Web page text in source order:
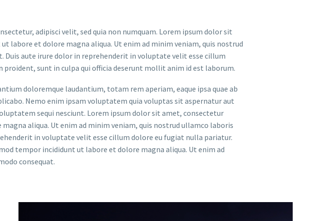
adipisci velit, sed quia non numquam. Lorem ipsum dolor sit
labore et dolore magna aliqua. Ut enim ad minim veniam, quis nostrud
aute irure dolor in reprehenderit in voluptate velit esse cillum
sunt in culpa qui officia deserunt mollit anim id est laborum.
doloremque laudantium, totam rem aperiam, eaque ipsa quae ab
Nemo enim ipsam voluptatem quia voluptas sit aspernatur aut
sequi nesciunt. Lorem ipsum dolor sit amet, consectetur
aliqua. Ut enim ad minim veniam, quis nostrud ullamco laboris
in voluptate velit esse cillum dolore eu fugiat nulla pariatur.
tempor incididunt ut labore et dolore magna aliqua. Ut enim ad
consequat.